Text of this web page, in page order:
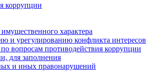
коррупции
характера
и урегулированию конфликта интересов
вопросам противодействия коррупции
для заполнения
и иных правонарушений